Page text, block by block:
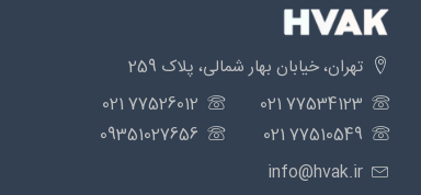
تهران، خیابان بهار شمالی، پلاک 259
77534123 021
77526012 021
77510549 021
09351027656
info@hvak.ir